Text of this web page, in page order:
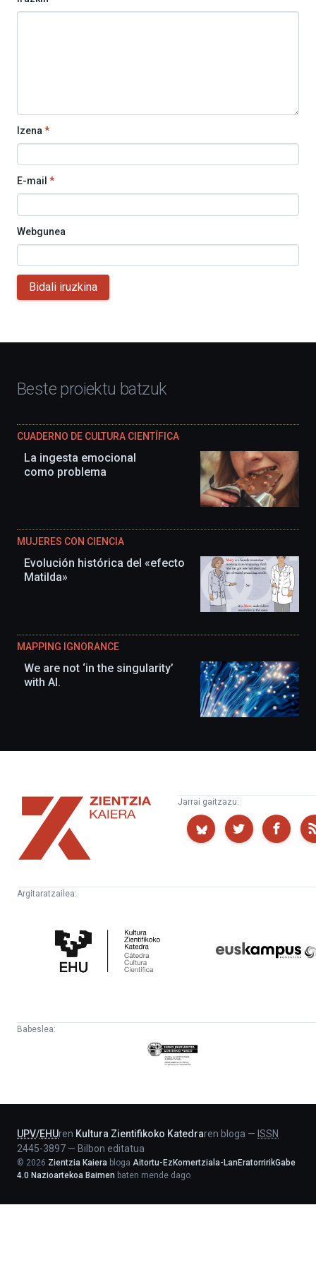
Izena *
E-mail *
Webgunea
Bidali iruzkina
Beste proiektu batzuk
CUADERNO DE CULTURA CIENTÍFICA
La ingesta emocional
como problema
MUJERES CON CIENCIA
Evolución histórica del «efecto
Matilda»
MAPPING IGNORANCE
We are not ‘in the singularity’
with AI.
Zientzia
Kaiera
Jarrai gaitzazu:
Argitaratzailea:
Zientifikoko
Katedra
Babeslea:
Eusko
Jaurlaritza
UPV/EHUren Kultura Zientifikoko Katedraren bloga — ISSN
2445-3897 — Bilbon editatua
© 2026 Zientzia Kaiera bloga Aitortu-EzKomertziala-LanEratorririkGabe
4.0 Nazioartekoa Baimen baten mende dago